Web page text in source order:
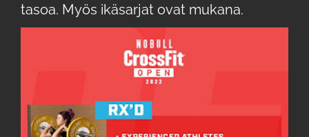
tasoa. Myös ikäsarjat ovat mukana.